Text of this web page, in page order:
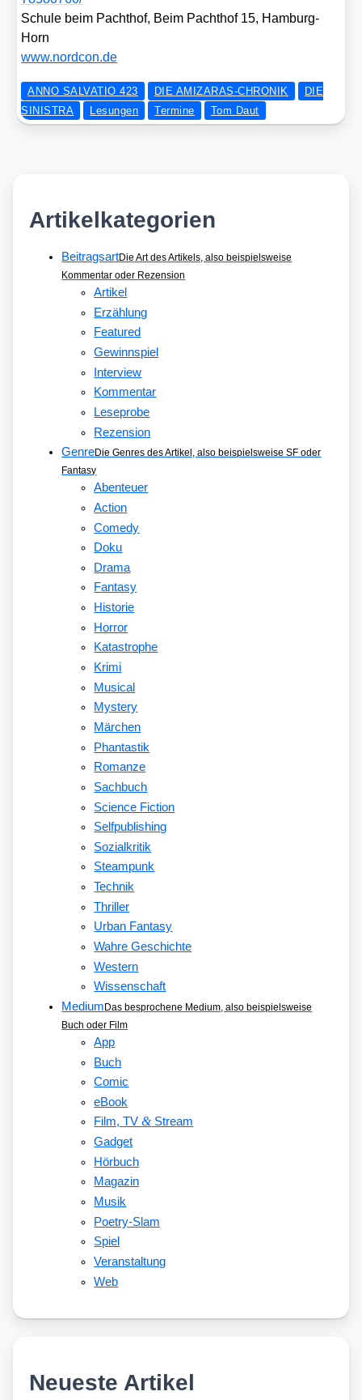
Schu­le beim Pacht­hof, Beim Pacht­hof 15, Ham­burg-
Horn
www​.nord​con​.de
ANNO SALVATIO 423 DIE AMIZARAS-CHRONIK
DIE
SINISTRA
Lesungen Termine Tom Daut
Artikelkategorien
BeitragsartDie Art des Artikels, also beispielsweise
Kommentar oder Rezension
Artikel
Erzählung
Featured
Gewinnspiel
Interview
Kommentar
Leseprobe
Rezension
GenreDie Genres des Artikel, also beispielsweise SF oder
Fantasy
Abenteuer
Action
Comedy
Doku
Drama
Fantasy
Historie
Horror
Katastrophe
Krimi
Musical
Mystery
Märchen
Phantastik
Romanze
Sachbuch
Science Fiction
Selfpublishing
Sozialkritik
Steampunk
Technik
Thriller
Urban Fantasy
Wahre Geschichte
Western
Wissenschaft
Medium Das besprochene Medium, also beispielsweise
Buch oder Film
App
Buch
Comic
eBook
Film, TV&Stream
Gadget
Hörbuch
Magazin
Musik
Poetry-Slam
Spiel
Veranstaltung
Web
Neueste Artikel